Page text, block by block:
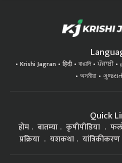
Krishi Jagran हिंदी বাঙালি ਪੰਜਾਬੀ
অসমীয়া
Quick
होम बातम्या कृषीपीडिया
प्रक्रिया
यशकथा यांत्रिकीकरण